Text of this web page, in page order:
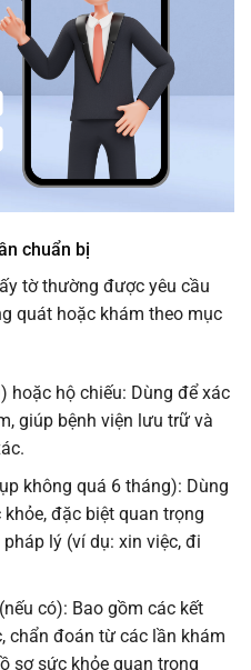
chuẩn bị
tờ thường được yêu cầu
quát hoặc khám theo mục
hoặc hộ chiếu: Dùng để xác
giúp bệnh viện lưu trữ và
không quá 6 tháng): Dùng
đặc biệt quan trọng
lý (ví dụ: xin việc, đi
có): Bao gồm các kết
chẩn đoán từ các lần khám
sơ sức khỏe quan trọng